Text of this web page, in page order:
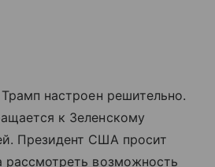
настроен решительно.
к Зеленскому
Президент США просит
рассмотреть возможность